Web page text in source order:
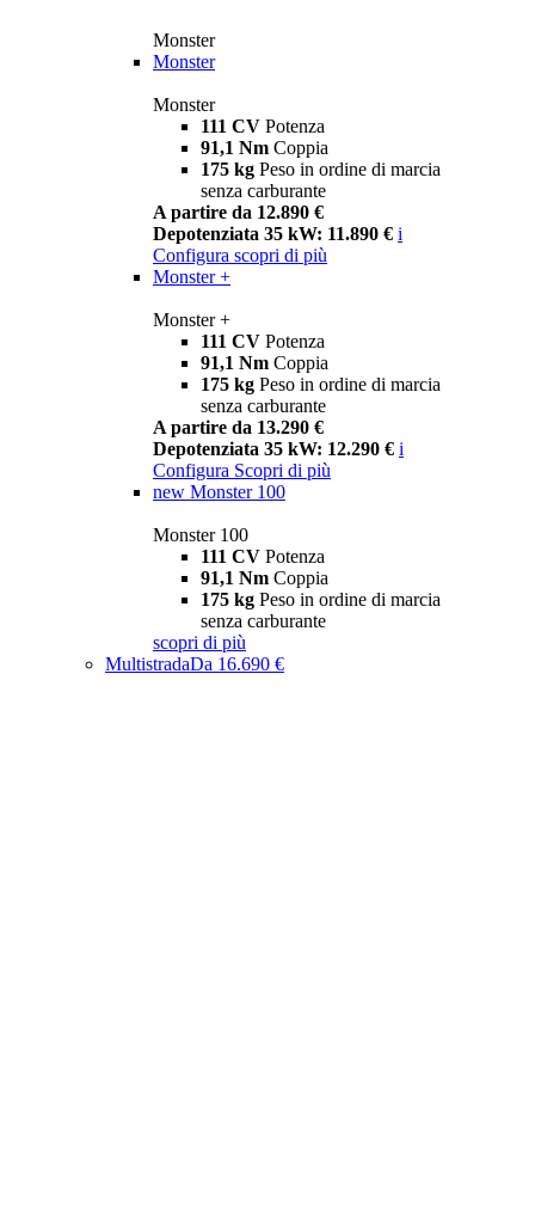
Monster
Monster
Monster
111 CV Potenza
91,1 Nm Coppia
175 kg Peso in ordine di marcia
senza carburante
A partire da 12.890 €
Depotenziata 35 kW: 11.890 € i
Configura scopri di più
Monster +
Monster +
111 CV Potenza
91,1 Nm Coppia
175 kg Peso in ordine di marcia
senza carburante
A partire da 13.290 €
Depotenziata 35 kW: 12.290 € i
Configura Scopri di più
new Monster 100
Monster 100
111 CV Potenza
91,1 Nm Coppia
175 kg Peso in ordine di marcia
senza carburante
scopri di più
MultistradaDa 16.690 €